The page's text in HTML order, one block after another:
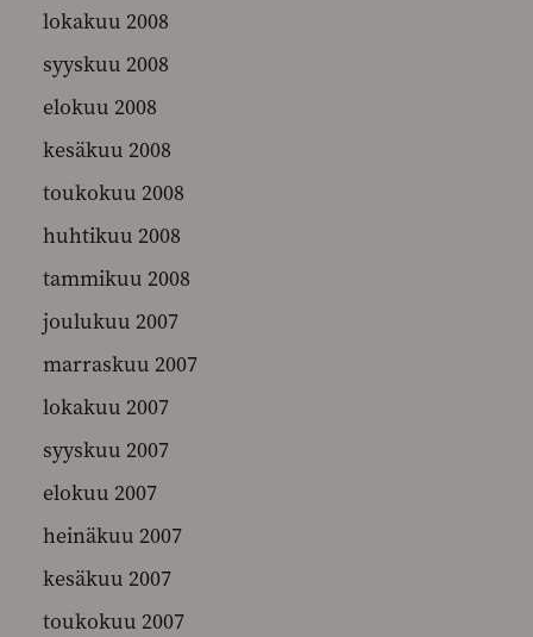
lokakuu 2008
syyskuu 2008
elokuu 2008
kesäkuu 2008
toukokuu 2008
huhtikuu 2008
tammikuu 2008
joulukuu 2007
marraskuu 2007
lokakuu 2007
syyskuu 2007
elokuu 2007
heinäkuu 2007
kesäkuu 2007
toukokuu 2007